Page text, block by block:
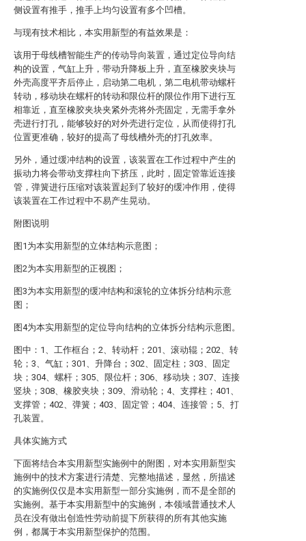
侧设置有推手，推手上均匀设置有多个凹槽。
与现有技术相比，本实用新型的有益效果是：
该用于母线槽智能生产的传动导向装置，通过定位导向结
构的设置，气缸上升，带动升降板上升，直至橡胶夹块与
外壳高度平齐后停止，启动第二电机，第二电机带动螺杆
转动，移动块在螺杆的转动和限位杆的限位作用下进行互
相靠近，直至橡胶夹块夹紧外壳将外壳固定，无需手拿外
壳进行打孔，能够较好的对外壳进行定位，从而使得打孔
位置更准确，较好的提高了母线槽外壳的打孔效率。
另外，通过缓冲结构的设置，该装置在工作过程中产生的
振动力将会带动支撑柱向下挤压，此时，固定管靠近连接
管，弹簧进行压缩对该装置起到了较好的缓冲作用，使得
该装置在工作过程中不易产生晃动。
附图说明
图1为本实用新型的立体结构示意图；
图2为本实用新型的正视图；
图3为本实用新型的缓冲结构和滚轮的立体拆分结构示意
图；
图4为本实用新型的定位导向结构的立体拆分结构示意图。
图中：1、工作框台；2、转动杆；201、滚动辊；202、转
轮；3、气缸；301、升降台；302、固定柱；303、固定
块；304、螺杆；305、限位杆；306、移动块；307、连接
竖块；308、橡胶夹块；309、滑动轮；4、支撑柱；401、
支撑管；402、弹簧；403、固定管；404、连接管；5、打
孔装置。
具体实施方式
下面将结合本实用新型实施例中的附图，对本实用新型实
施例中的技术方案进行清楚、完整地描述，显然，所描述
的实施例仅仅是本实用新型一部分实施例，而不是全部的
实施例。基于本实用新型中的实施例，本领域普通技术人
员在没有做出创造性劳动前提下所获得的所有其他实施
例，都属于本实用新型保护的范围。